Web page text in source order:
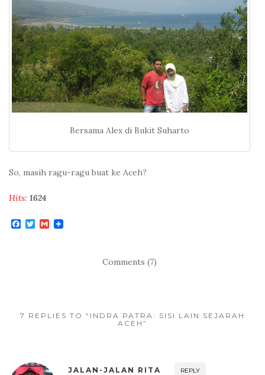
Bersama Alex di Bukit Suharto
So, masih ragu-ragu buat ke Aceh?
Hits: 1624
F
T
G
Comments (7)
7 REPLIES TO “INDRA PATRA: SISI LAIN SEJARAH
ACEH”
JALAN-JALAN RITA REPLY